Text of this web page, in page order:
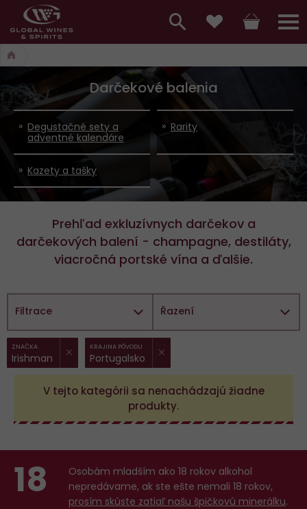
Hlavní
menu,
košík,
vyhledávání,
přihlášení
a
Darčekové balenia
Degustačné sety a
adventné kalendáre
Rarity
Kazety a tašky
Prehľad exkluzívnych darčekov a
darčekových balení - champagne, destiláty,
viacročná portské vína a ďalšie.
Filtrace
Vybrané
filtry:
ZNAČKA
Irishman
ZRUŠIT FILTR
KRAJINA PÔVODU
Portugalsko
Řazení
V tejto kategórii sa nenachádzajú žiadne
produkty.
18
Osobám mladším ako 18 rokov alkohol
nepredávame, ak ste ešte nemali 18 rokov,
prosím skúste zatiaľ našu špičkovú minerálku.